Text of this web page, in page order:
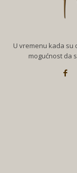
U vremenu kada su
mogućnost da